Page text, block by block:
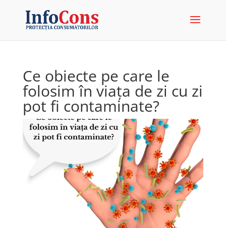
Ce obiecte pe care le
folosim în viața de zi cu zi
pot fi contaminate?